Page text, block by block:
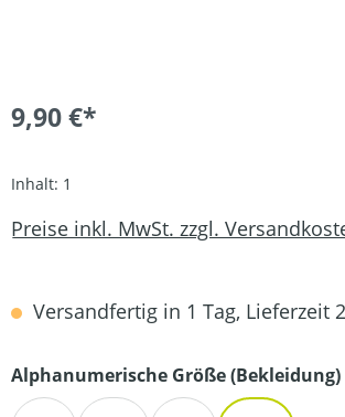
9,90 €*
Inhalt: 1
Preise inkl. MwSt. zzgl.
Versandfertig in 1 Tag, Lieferzeit
Alphanumerische Größe (Bekleidung)